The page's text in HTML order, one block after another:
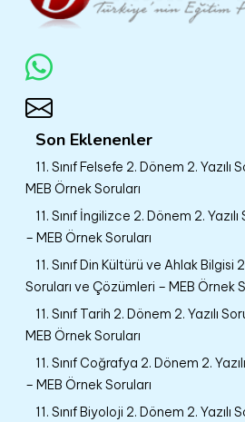
Son Eklenenler
11. Sınıf Felsefe 2. Dönem 2.
MEB Örnek Soruları
11. Sınıf İngilizce 2. Dönem 2.
– MEB Örnek Soruları
11. Sınıf Din Kültürü ve Ahlak Bilgisi
Soruları ve Çözümleri – MEB Örnek
11. Sınıf Tarih 2. Dönem 2. Yazılı
MEB Örnek Soruları
11. Sınıf Coğrafya 2. Dönem 2.
– MEB Örnek Soruları
11. Sınıf Biyoloji 2. Dönem 2.